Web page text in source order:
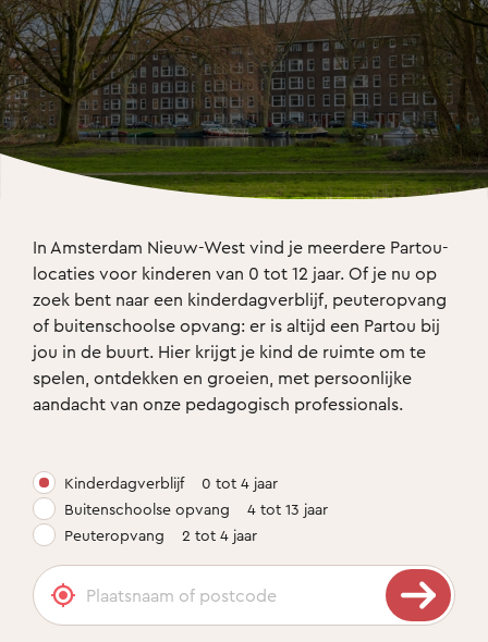
In Amsterdam Nieuw-West vind je meerdere Partou-
locaties voor kinderen van 0 tot 12 jaar. Of je nu op
zoek bent naar een kinderdagverblijf, peuteropvang
of buitenschoolse opvang: er is altijd een Partou bij
jou in de buurt. Hier krijgt je kind de ruimte om te
spelen, ontdekken en groeien, met persoonlijke
aandacht van onze pedagogisch professionals.
Kinderdagverblijf
0 tot 4 jaar
Buitenschoolse opvang
4 tot 13 jaar
Peuteropvang
2 tot 4 jaar